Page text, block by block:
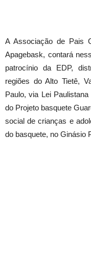
A Associação de Pais
Apagebask, contará
patrocínio da EDP,
regiões do Alto Tietê,
Paulo, via Lei
do Projeto basquete
social de crianças e
do basquete, no Ginásio